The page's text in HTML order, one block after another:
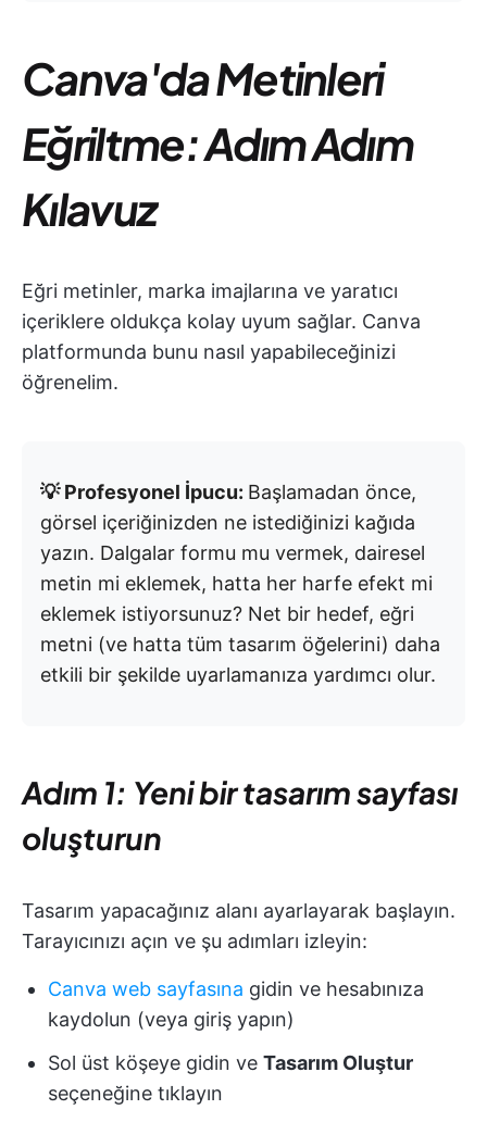
Canva'da Metinleri
Eğriltme: Adım Adım
Kılavuz
Eğri metinler, marka imajlarına ve yaratıcı
içeriklere oldukça kolay uyum sağlar. Canva
platformunda bunu nasıl yapabileceğinizi
öğrenelim.
💡 Profesyonel İpucu: Başlamadan önce,
görsel içeriğinizden ne istediğinizi kağıda
yazın. Dalgalar formu mu vermek, dairesel
metin mi eklemek, hatta her harfe efekt mi
eklemek istiyorsunuz? Net bir hedef, eğri
metni (ve hatta tüm tasarım öğelerini) daha
etkili bir şekilde uyarlamanıza yardımcı olur.
Adım 1: Yeni bir tasarım sayfası
oluşturun
Tasarım yapacağınız alanı ayarlayarak başlayın.
Tarayıcınızı açın ve şu adımları izleyin:
Canva web sayfasına gidin ve hesabınıza
kaydolun (veya giriş yapın)
Sol üst köşeye gidin ve Tasarım Oluştur
seçeneğine tıklayın